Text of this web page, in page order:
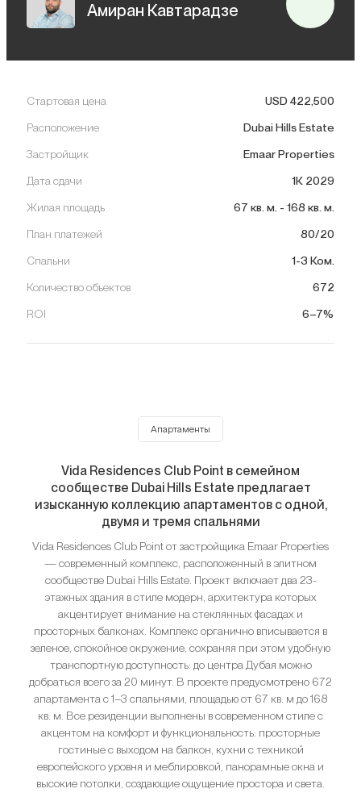
Амиран Кавтарадзе
Стартовая цена USD 422,500
Расположение Dubai Hills Estate
Застройщик Emaar Properties
Дата сдачи 1К 2029
Жилая площадь 67 кв. м. - 168 кв. м.
План платежей 80/20
Спальни 1-3 Ком.
Количество объектов 672
ROI 6–7%
Апартаменты
Vida Residences Club Point в семейном
сообществе Dubai Hills Estate предлагает
изысканную коллекцию апартаментов с одной,
двумя и тремя спальнями
Vida Residences Club Point от застройщика Emaar Properties
— современный комплекс, расположенный в элитном
сообществе Dubai Hills Estate. Проект включает два 23-
этажных здания в стиле модерн, архитектура которых
акцентирует внимание на стеклянных фасадах и
просторных балконах. Комплекс органично вписывается в
зеленое, спокойное окружение, сохраняя при этом удобную
транспортную доступность: до центра Дубая можно
добраться всего за 20 минут. В проекте предусмотрено 672
апартамента с 1–3 спальнями, площадью от 67 кв. м до 168
кв. м. Все резиденции выполнены в современном стиле с
акцентом на комфорт и функциональность: просторные
гостиные с выходом на балкон, кухни с техникой
европейского уровня и меблировкой, панорамные окна и
высокие потолки, создающие ощущение простора и света.